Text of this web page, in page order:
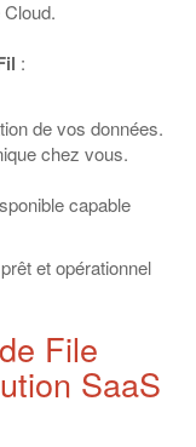
:
de vos données.
chez vous.
capable
et opérationnel
File
SaaS